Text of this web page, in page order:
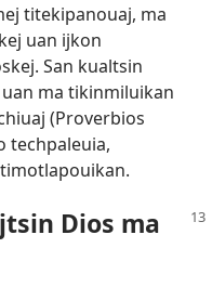
titekipanouaj, ma
uan ijkon
San kualtsin
ma tikinmiluikan
(Proverbios
techpaleuia,
Dios ma